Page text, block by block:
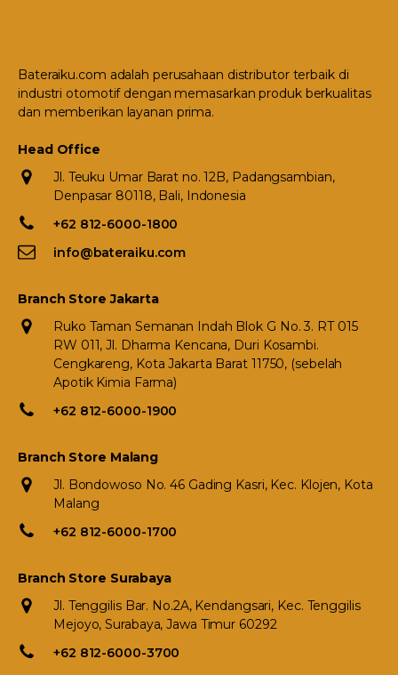
Bateraiku.com adalah perusahaan distributor terbaik di
industri otomotif dengan memasarkan produk berkualitas
dan memberikan layanan prima.
Head Office
Jl. Teuku Umar Barat no. 12B, Padangsambian,
Denpasar 80118, Bali, Indonesia
+62 812-6000-1800
info@bateraiku.com
Branch Store Jakarta
Ruko Taman Semanan Indah Blok G No. 3. RT 015
RW 011, Jl. Dharma Kencana, Duri Kosambi.
Cengkareng, Kota Jakarta Barat 11750, (sebelah
Apotik Kimia Farma)
+62 812-6000-1900
Branch Store Malang
Jl. Bondowoso No. 46 Gading Kasri, Kec. Klojen, Kota
Malang
+62 812-6000-1700
Branch Store Surabaya
Jl. Tenggilis Bar. No.2A, Kendangsari, Kec. Tenggilis
Mejoyo, Surabaya, Jawa Timur 60292
+62 812-6000-3700